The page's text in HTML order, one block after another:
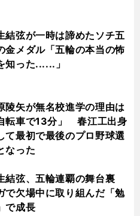
結弦が一時は諦めたソチ五
金メダル「五輪の本当の怖
知った......」
陵矢が無名校進学の理由は
転車で13分」 春江工出身
て最初で最後のプロ野球選
なった
結弦、五輪連覇の舞台裏
で欠場中に取り組んだ「勉
で成長